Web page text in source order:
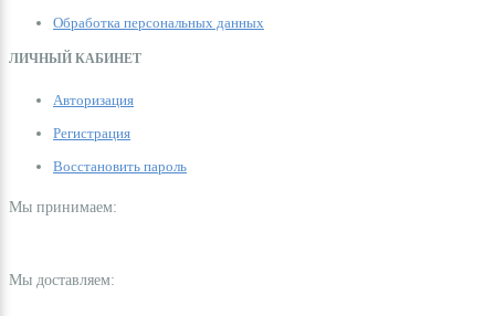
Обработка персональных данных
ЛИЧНЫЙ КАБИНЕТ
Авторизация
Регистрация
Восстановить пароль
Мы принимаем:
Мы доставляем: